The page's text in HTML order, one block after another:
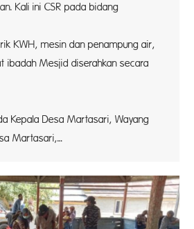
Kali ini CSR pada bidang
KWH, mesin dan penampung air,
ibadah Mesjid diserahkan secara
Kepala Desa Martasari, Wayang
Martasari,…